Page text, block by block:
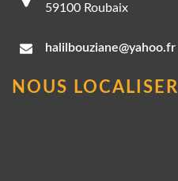
59100 Roubaix
halilbouziane@yahoo.fr
NOUS LOCALISER